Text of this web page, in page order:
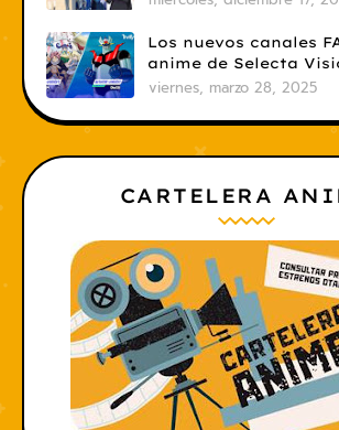
Los nuevos canales
anime de Selecta
necesario
viernes, marzo 28, 2025
CARTELERA